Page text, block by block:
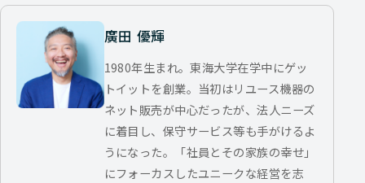
廣田 優輝
1980年生まれ。東海大学在学中にゲッ
トイットを創業。当初はリユース機器の
ネット販売が中心だったが、法人ニーズ
に着目し、保守サービス等も手がけるよ
うになった。「社員とその家族の幸せ」
にフォーカスしたユニークな経営を志